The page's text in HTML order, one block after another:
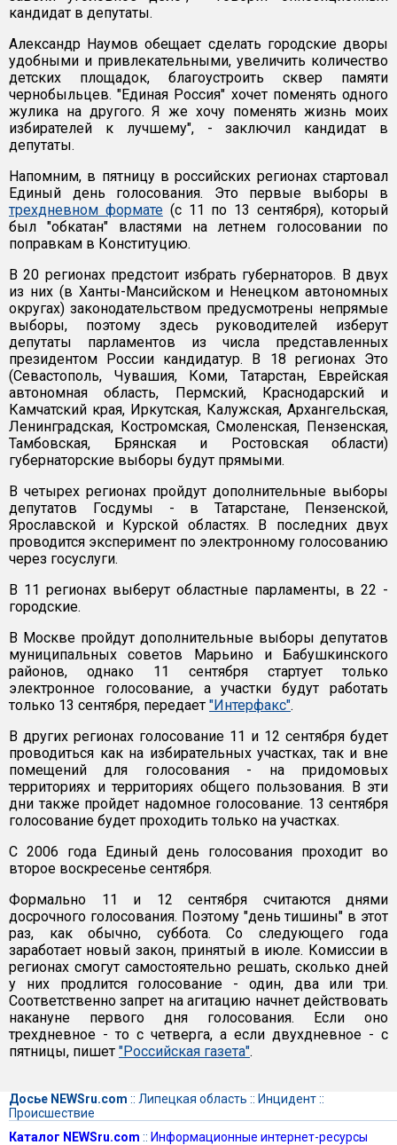
кандидат в депутаты.
Александр Наумов обещает сделать городские дворы
удобными и привлекательными, увеличить количество
детских площадок, благоустроить сквер памяти
чернобыльцев. "Единая Россия" хочет поменять одного
жулика на другого. Я же хочу поменять жизнь моих
избирателей к лучшему", - заключил кандидат в
депутаты.
Напомним, в пятницу в российских регионах стартовал
Единый день голосования. Это первые выборы в
трехдневном формате(с 11 по 13 сентября), который
был "обкатан" властями на летнем голосовании по
поправкам в Конституцию.
В 20 регионах предстоит избрать губернаторов. В двух
из них (в Ханты-Мансийском и Ненецком автономных
округах) законодательством предусмотрены непрямые
выборы, поэтому здесь руководителей изберут
депутаты парламентов из числа представленных
президентом России кандидатур. В 18 регионах Это
(Севастополь, Чувашия, Коми, Татарстан, Еврейская
автономная область, Пермский, Краснодарский и
Камчатский края, Иркутская, Калужская, Архангельская,
Ленинградская, Костромская, Смоленская, Пензенская,
Тамбовская, Брянская и Ростовская области)
губернаторские выборы будут прямыми.
В четырех регионах пройдут дополнительные выборы
депутатов Госдумы - в Татарстане, Пензенской,
Ярославской и Курской областях. В последних двух
проводится эксперимент по электронному голосованию
через госуслуги.
В 11 регионах выберут областные парламенты, в 22 -
городские.
В Москве пройдут дополнительные выборы депутатов
муниципальных советов Марьино и Бабушкинского
районов, однако 11 сентября стартует только
электронное голосование, а участки будут работать
только 13 сентября, передает "Интерфакс".
В других регионах голосование 11 и 12 сентября будет
проводиться как на избирательных участках, так и вне
помещений для голосования - на придомовых
территориях и территориях общего пользования. В эти
дни также пройдет надомное голосование. 13 сентября
голосование будет проходить только на участках.
С 2006 года Единый день голосования проходит во
второе воскресенье сентября.
Формально 11 и 12 сентября считаются днями
досрочного голосования. Поэтому "день тишины" в этот
раз, как обычно, суббота. Со следующего года
заработает новый закон, принятый в июле. Комиссии в
регионах смогут самостоятельно решать, сколько дней
у них продлится голосование - один, два или три.
Соответственно запрет на агитацию начнет действовать
накануне первого дня голосования. Если оно
трехдневное - то с четверга, а если двухдневное - с
пятницы, пишет "Российская газета".
Досье NEWSru.com :: Липецкая область :: Инцидент::
Происшествие
Каталог NEWSru.com :: Информационные интернет-ресурсы